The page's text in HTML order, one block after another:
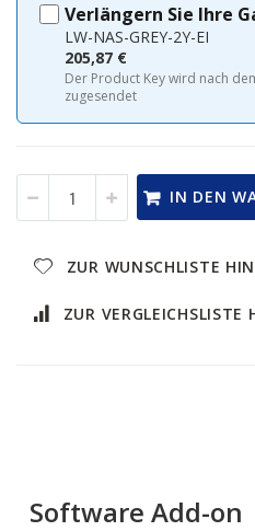
Verlängern Sie Ihre
LW-NAS-GREY-2Y-EI
205,87 €
Der Product Key wird nach
zugesendet
IN DEN
ZUR WUNSCHLISTE
ZUR VERGLEICHSLISTE
Software Add-on